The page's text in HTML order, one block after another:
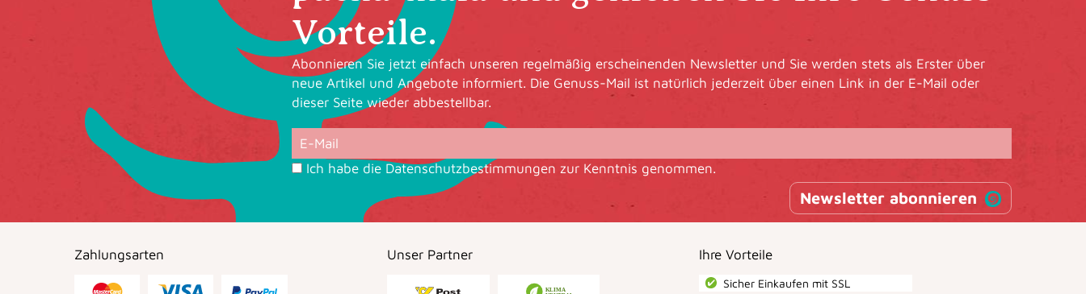
Vorteile.
Abonnieren Sie jetzt einfach unseren regelmäßig erscheinenden Newsletter und Sie werden stets als Erster über
neue Artikel und Angebote informiert. Die Genuss-Mail ist natürlich jederzeit über einen Link in der E-Mail oder
dieser Seite wieder abbestellbar.
Ich habe die Datenschutzbestimmungen zur Kenntnis genommen.
Newsletter abonnieren
Zahlungsarten Unser Partner Ihre Vorteile
Sicher Einkaufen mit SSL